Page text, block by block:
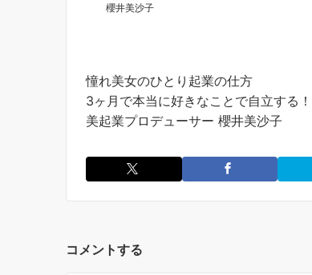
櫻井美沙子
憧れ美女のひとり起業の仕方
3ヶ月で本当に好きなことで自立する！
美起業プロデューサー 櫻井美沙子
コメントする